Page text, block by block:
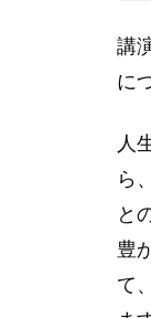
講
に
人
ら
と
豊
て